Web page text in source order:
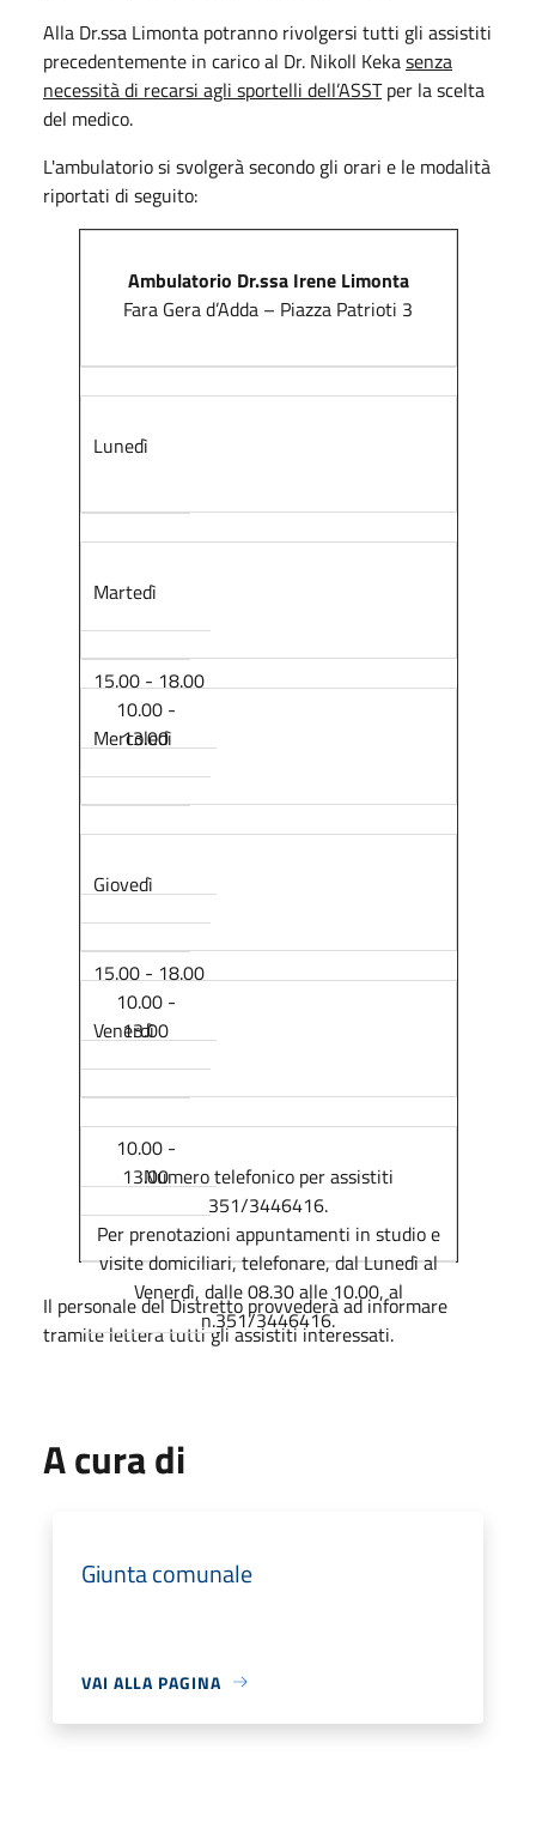
Alla Dr.ssa Limonta potranno rivolgersi tutti gli assistiti
precedentemente in carico al Dr. Nikoll Kekasenza
necessità di recarsi agli sportelli dell’ASSTper la scelta
del medico.
L'ambulatorio si svolgerà secondo gli orari e le modalità
riportati di seguito:
Ambulatorio Dr.ssa Irene Limonta
Fara Gera d’Adda – Piazza Patrioti 3
Lunedì
15.00 - 18.00
Martedì
10.00 -
13.00
Mercoledì
15.00 - 18.00
Giovedì
10.00 -
13.00
Venerdì
10.00 -
13.00Numero telefonico per assistiti
351/3446416.
Per prenotazioni appuntamenti in studio e
visite domiciliari, telefonare, dal Lunedì al
Venerdì, dalle 08.30 alle 10.00, al
n.351/3446416.
Il personale del Distretto provvederà ad informare
tramite lettera tutti gli assistiti interessati.
A cura di
Giunta comunale
VAI ALLA PAGINA